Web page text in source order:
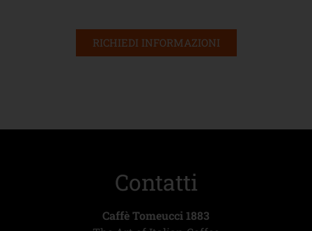
RICHIEDI INFORMAZIONI
Contatti
Caffè Tomeucci 1883